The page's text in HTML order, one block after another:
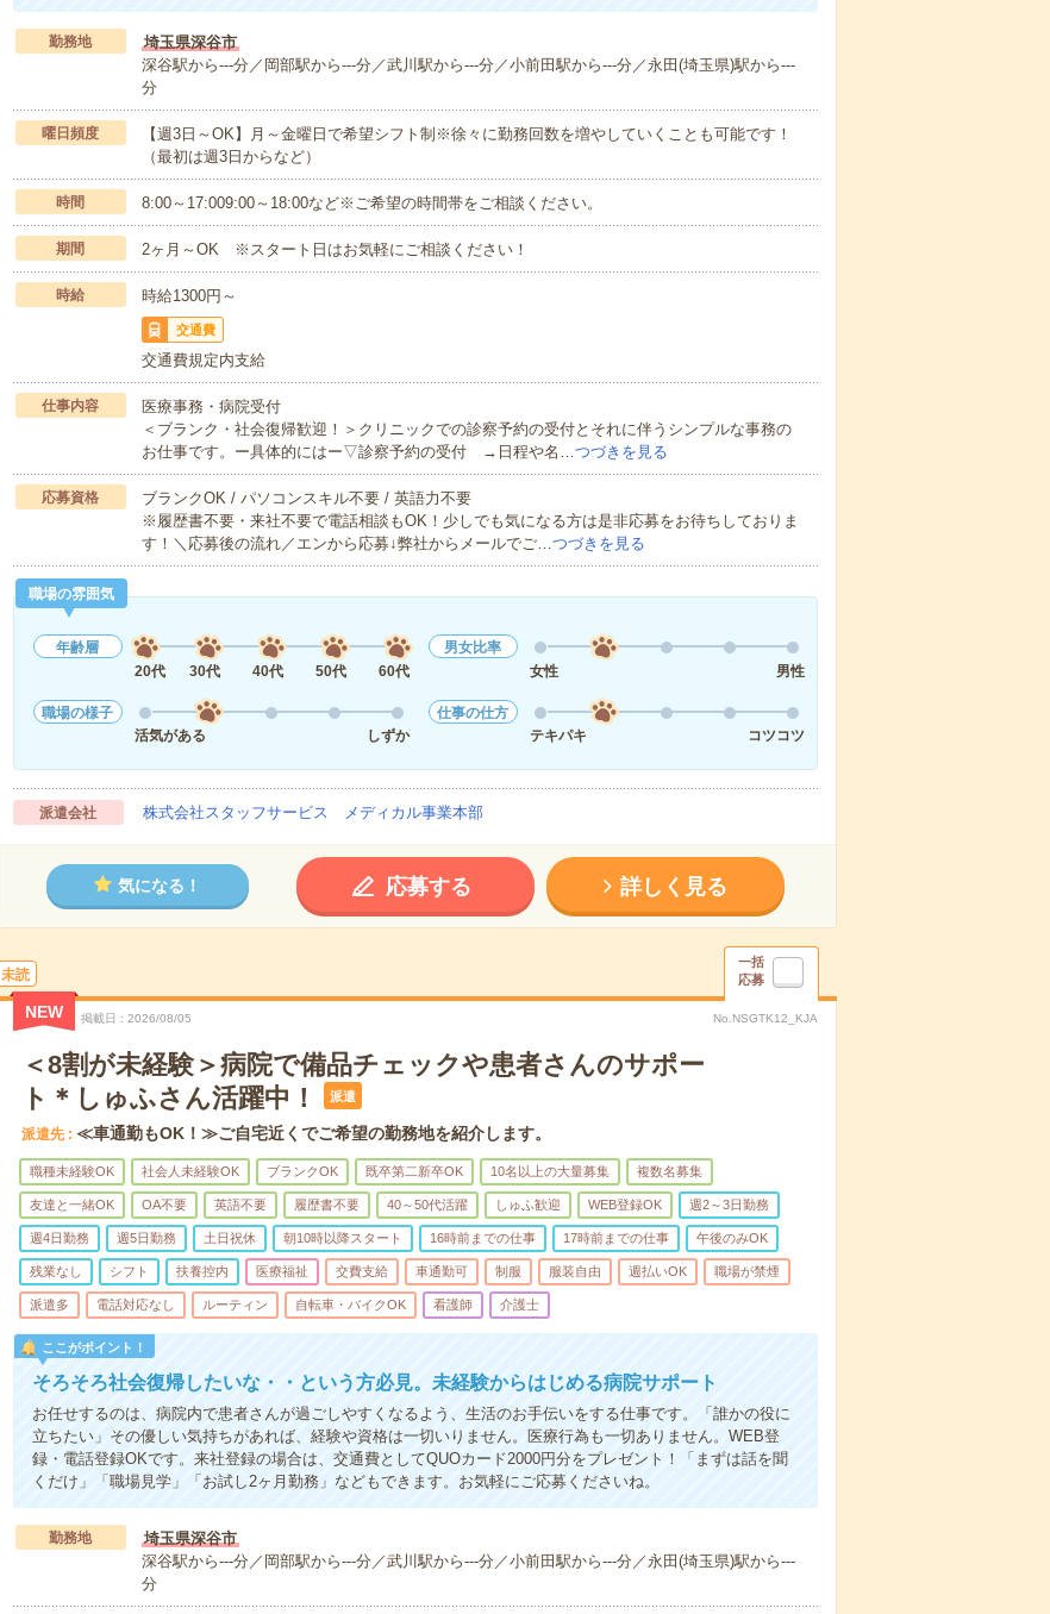
勤務地
埼玉県深谷市
深谷駅から---分／岡部駅から---分／武川駅から---分／小前田駅から---分／永田(埼玉県)駅から---
分
曜日頻度
【週3日～OK】月～金曜日で希望シフト制※徐々に勤務回数を増やしていくことも可能です！
（最初は週3日からなど）
時間 8:00～17:009:00～18:00など※ご希望の時間帯をご相談ください。
期間 2ヶ月～OK ※スタート日はお気軽にご相談ください！
時給 時給1300円～
交通費
交通費規定内支給
仕事内容
医療事務・病院受付
＜ブランク・社会復帰歓迎！＞クリニックでの診察予約の受付とそれに伴うシンプルな事務の
お仕事です。ー具体的にはー▽診察予約の受付 →日程や名…つづきを見る
応募資格
ブランクOK / パソコンスキル不要 / 英語力不要
※履歴書不要・来社不要で電話相談もOK！少しでも気になる方は是非応募をお待ちしておりま
す！＼応募後の流れ／エンから応募↓弊社からメールでご…つづきを見る
職場の雰囲気
年齢層
20代
30代 40代 50代 60代
男女比率
女性
男性
職場の様子
活気がある
しずか
仕事の仕方
テキパキ
コツコツ
派遣会社 株式会社スタッフサービス メディカル事業本部
気になる！ 応募する 詳しく見る
未読
一括
応募
NEW 掲載日 2026/08/05 No.NSGTK12_KJA
＜8割が未経験＞病院で備品チェックや患者さんのサポー
ト＊しゅふさん活躍中！
派遣
派遣先 ≪車通勤もOK！≫ご自宅近くでご希望の勤務地を紹介します。
職種未経験OK 社会人未経験OK ブランクOK 既卒第二新卒OK 10名以上の大量募集 複数名募集
友達と一緒OK OA不要 英語不要 履歴書不要 40～50代活躍 しゅふ歓迎 WEB登録OK 週2～3日勤務
週4日勤務 週5日勤務 土日祝休 朝10時以降スタート 16時前までの仕事 17時前までの仕事 午後のみOK
残業なし シフト 扶養控内 医療福祉 交費支給 車通勤可 制服 服装自由 週払いOK 職場が禁煙
派遣多 電話対応なし ルーティン 自転車・バイクOK 看護師 介護士
ここがポイント！
そろそろ社会復帰したいな・・という方必見。未経験からはじめる病院サポート
お任せするのは、病院内で患者さんが過ごしやすくなるよう、生活のお手伝いをする仕事です。「誰かの役に
立ちたい」その優しい気持ちがあれば、経験や資格は一切いりません。医療行為も一切ありません。WEB登
録・電話登録OKです。来社登録の場合は、交通費としてQUOカード2000円分をプレゼント！「まずは話を聞
くだけ」「職場見学」「お試し2ヶ月勤務」などもできます。お気軽にご応募くださいね。
勤務地
埼玉県深谷市
深谷駅から---分／岡部駅から---分／武川駅から---分／小前田駅から---分／永田(埼玉県)駅から---
分